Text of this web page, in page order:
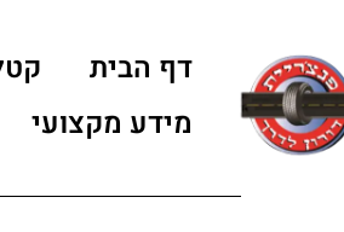
דף הבית
מידע מקצועי